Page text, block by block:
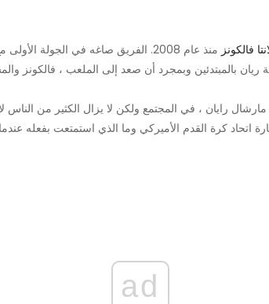
فالكونز
منذ عام 2008. الفريق صاغه في الجولة
بالمبتدئين وبمجرد أن صعد إلى الملعب ، فالكونز
رايان ، في المجتمع ولكن لا يزال الكثير من الناس لا
اتحاد كرة القدم الأميركي وما الذي استمتعت بفعله
ad